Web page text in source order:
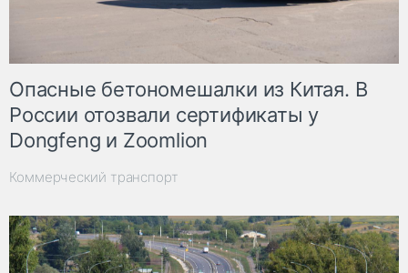
Опасные бетономешалки из Китая. В
России отозвали сертификаты у
Dongfeng и Zoomlion
Коммерческий транспорт